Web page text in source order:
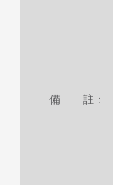
備 註：